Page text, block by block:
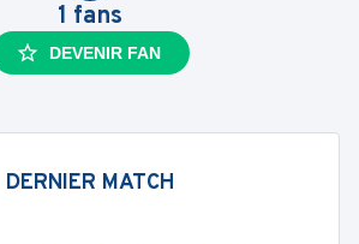
1 fans
DEVENIR FAN
DERNIER MATCH